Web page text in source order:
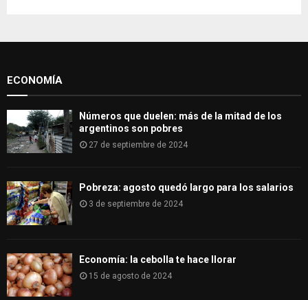
o
H
ECONOMÍA
Números que duelen: más de la mitad de los
argentinos son pobres
27 de septiembre de 2024
Pobreza: agosto quedó largo para los salarios
3 de septiembre de 2024
Economía: la cebolla te hace llorar
15 de agosto de 2024